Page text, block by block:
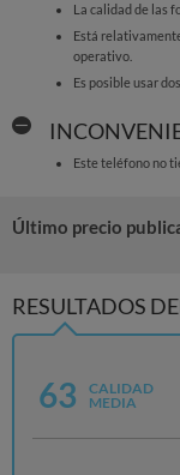
La calidad de las
Está
operativo.
Es posible usar
Este teléfono no
Último precio
RESULTADOS
63
CALIDAD
MEDIA